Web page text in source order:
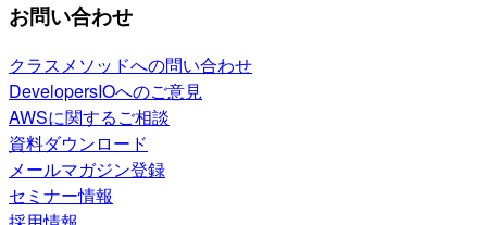
お問い合わせ
クラスメソッドへの問い合わせ
DevelopersIOへのご意見
AWSに関するご相談
資料ダウンロード
メールマガジン登録
セミナー情報